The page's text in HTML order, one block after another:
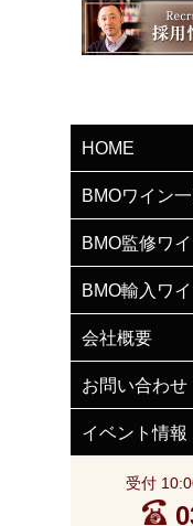
HOME
BMOワイン
BMO監修ワ
BMO輸入ワ
会社概要
お問い合わせ
イベント情報
受付